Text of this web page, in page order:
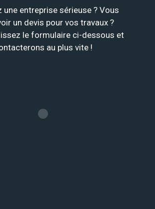
une entreprise sérieuse ? Vous
un devis pour vos travaux ?
le formulaire ci-dessous et
au plus vite !